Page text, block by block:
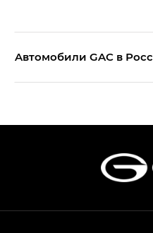
Aвтомобили GAC в
Эс Икс ПРЕМИУМ —
S7 — Эс 7 (S7) в
Эс Икс ПРЕМИУМ —
в комплектации